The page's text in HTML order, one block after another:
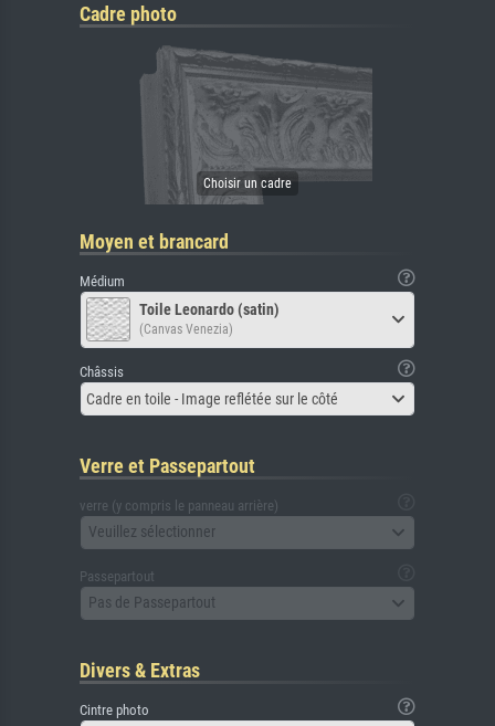
Cadre photo
Moyen et brancard
Médium
Toile Leonardo (satin)
(Canvas Venezia)
Châssis
Cadre en toile - Image reflétée sur le côté
Verre et Passepartout
verre (y compris le panneau arrière)
Veuillez sélectionner
Passepartout
Pas de Passepartout
Divers & Extras
Cintre photo